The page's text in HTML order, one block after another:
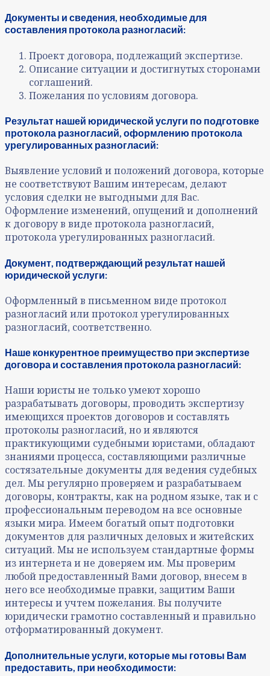
Документы и сведения, необходимые для
составления протокола разногласий:
Проект договора, подлежащий экспертизе.
Описание ситуации и достигнутых сторонами
соглашений.
Пожелания по условиям договора.
Результат нашей юридической услуги по подготовке
протокола разногласий, оформлению протокола
урегулированных разногласий:
Выявление условий и положений договора, которые
не соответствуют Вашим интересам, делают
условия сделки не выгодными для Вас.
Оформление изменений, опущений и дополнений
к договору в виде протокола разногласий,
протокола урегулированных разногласий.
Документ, подтверждающий результат нашей
юридической услуги:
Оформленный в письменном виде протокол
разногласий или протокол урегулированных
разногласий, соответственно.
Наше конкурентное преимущество при экспертизе
договора и составления протокола разногласий:
Наши юристы не только умеют хорошо
разрабатывать договоры, проводить экспертизу
имеющихся проектов договоров и составлять
протоколы разногласий, но и являются
практикующими судебными юристами, обладают
знаниями процесса, составляющими различные
состязательные документы для ведения судебных
дел. Мы регулярно проверяем и разрабатываем
договоры, контракты, как на родном языке, так и с
профессиональным переводом на все основные
языки мира. Имеем богатый опыт подготовки
документов для различных деловых и житейских
ситуаций. Мы не используем стандартные формы
из интернета и не доверяем им. Мы проверим
любой предоставленный Вами договор, внесем в
него все необходимые правки, защитим Ваши
интересы и учтем пожелания. Вы получите
юридически грамотно составленный и правильно
отформатированный документ.
Дополнительные услуги, которые мы готовы Вам
предоставить, при необходимости: